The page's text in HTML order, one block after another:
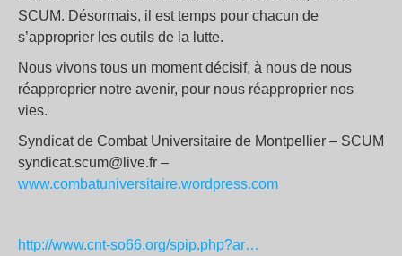
SCUM. Désormais, il est temps pour chacun de
s’approprier les outils de la lutte.
Nous vivons tous un moment décisif, à nous de nous
réapproprier notre avenir, pour nous réapproprier nos
vies.
Syndicat de Combat Universitaire de Montpellier – SCUM
syndicat.scum@live.fr –
www.combatuniversitaire.wordpress.com
http://www.cnt-so66.org/spip.php?ar…